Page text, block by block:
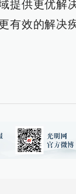
提供更优解
有效的解决